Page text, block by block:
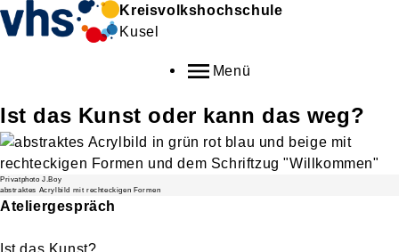
Kreisvolkshochschule
Kusel
Menü
Ist das Kunst oder kann das weg?
Privatphoto J.Boy
abstraktes Acrylbild mit rechteckigen Formen
Ateliergespräch
Ist das Kunst?